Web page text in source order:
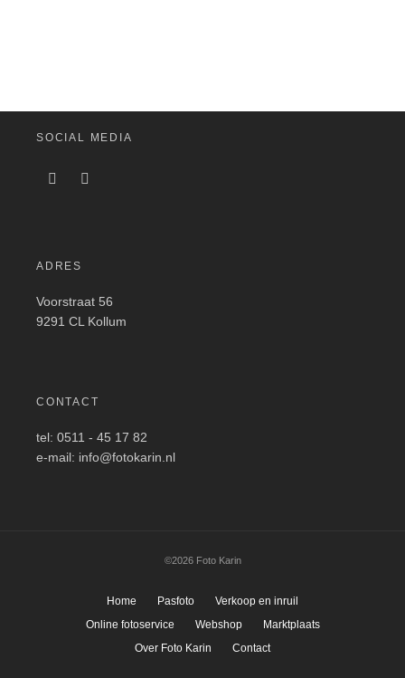
SOCIAL MEDIA
ADRES
Voorstraat 56
9291 CL Kollum
CONTACT
tel: 0511 - 45 17 82
e-mail: info@fotokarin.nl
©2026 Foto Karin
Home Pasfoto
Verkoop en inruil
Online fotoservice
Webshop
Marktplaats
Over Foto Karin
Contact